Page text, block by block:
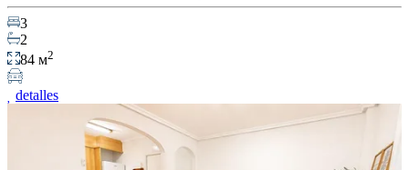
3
2
84 м2
detalles